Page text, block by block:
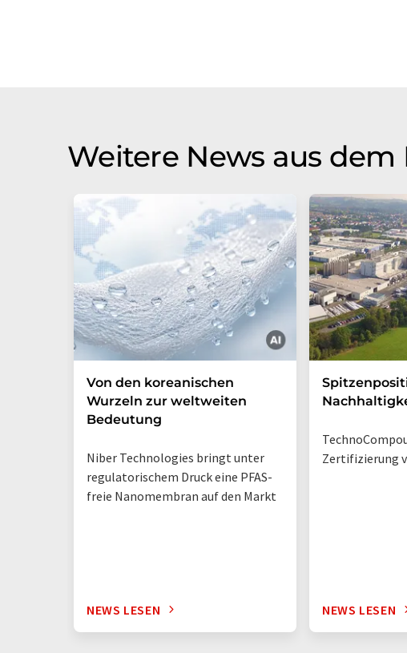
Weitere News aus
Von den koreanischen
Wurzeln zur weltweiten
Bedeutung
Niber Technologies bringt unter
regulatorischem Druck eine PFAS-
freie Nanomembran auf den Markt
NEWS LESEN
Zertifizierung
NEWS LESEN